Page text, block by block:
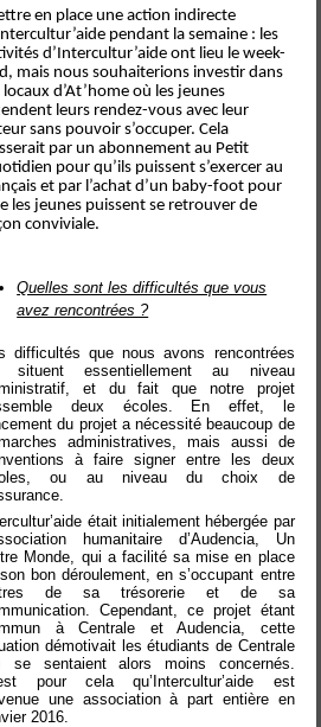
en place une action indirecte
pendant la semaine : les
d’Intercultur’aide ont lieu le week-
mais nous souhaiterions investir dans
locaux d’At’home où les jeunes
leurs rendez-vous avec leur
sans pouvoir s’occuper. Cela
par un abonnement au Petit
pour qu’ils puissent s’exercer au
et par l’achat d’un baby-foot pour
les jeunes puissent se retrouver de
conviviale.
Quelles sont les difficultés que vous
avez rencontrées ?
difficultés que nous avons rencontrées
situent essentiellement au niveau
et du fait que notre projet
deux écoles. En effet, le
du projet a nécessité beaucoup de
administratives, mais aussi de
à faire signer entre les deux
ou au niveau du choix de
était initialement hébergée par
humanitaire d’Audencia, Un
Monde, qui a facilité sa mise en place
bon déroulement, en s’occupant entre
de sa trésorerie et de sa
Cependant, ce projet étant
à Centrale et Audencia, cette
démotivait les étudiants de Centrale
se sentaient alors moins concernés.
pour cela qu’Intercultur’aide est
une association à part entière en
2016.